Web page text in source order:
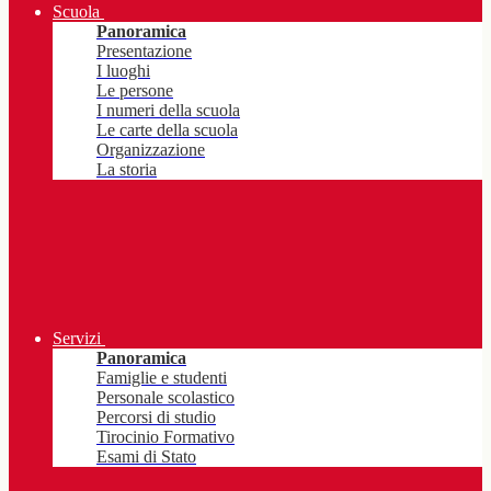
Scuola
Panoramica
Presentazione
I luoghi
Le persone
I numeri della scuola
Le carte della scuola
Organizzazione
La storia
Servizi
Panoramica
Famiglie e studenti
Personale scolastico
Percorsi di studio
Tirocinio Formativo
Esami di Stato